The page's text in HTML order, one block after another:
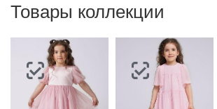
Товары коллекции